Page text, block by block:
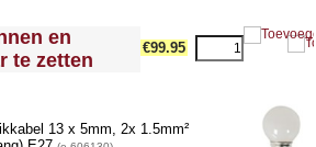
en
te zetten
€99.95
13 x 5mm, 2x 1.5mm²